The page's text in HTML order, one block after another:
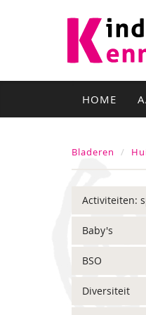
HOME
Bladeren
Activiteiten:
Baby's
BSO
Diversiteit